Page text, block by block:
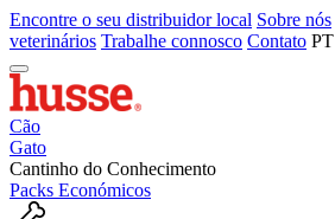
Encontre o seu distribuidor local Sobre nós
veterinários Trabalhe connosco Contato PT
Cão
Gato
Cantinho do Conhecimento
Packs Económicos